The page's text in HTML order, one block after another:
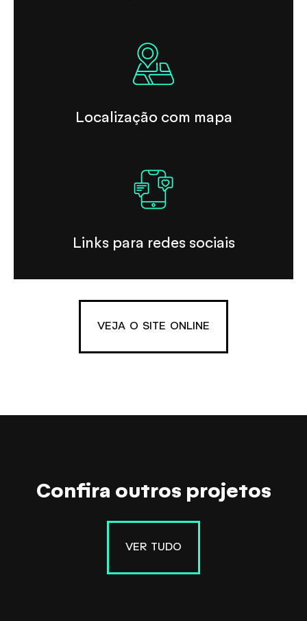
Localização com mapa
Links para redes sociais
VEJA O SITE ONLINE
Confira outros projetos
VER TUDO